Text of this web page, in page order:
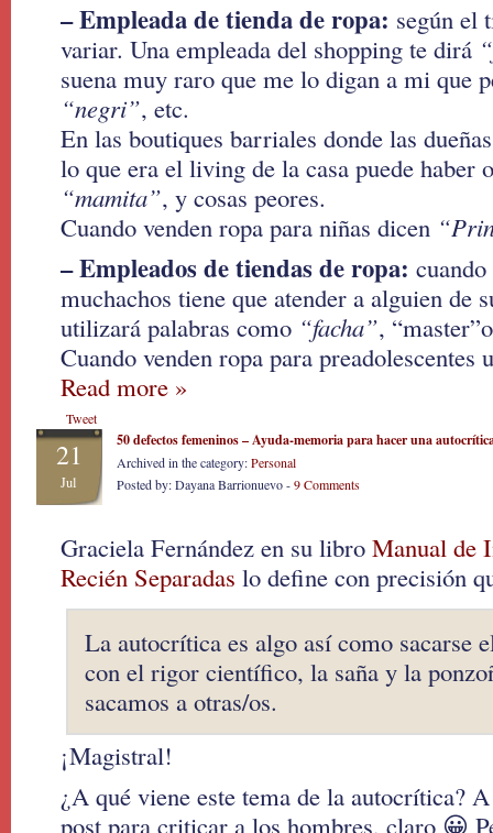
– Empleada de tienda de ropa: según el
variar. Una empleada del shopping te dirá
suena muy raro que me lo digan a mi que
“negri”, etc.
En las boutiques barriales donde las
lo que era el living de la casa puede haber
“mamita”, y cosas peores.
Cuando venden ropa para niñas dicen
– Empleados de tiendas de ropa:
muchachos tiene que atender a alguien de
utilizará palabras como “facha”,
Cuando venden ropa para
Read more »
Tweet
21
Jul
50 defectos femeninos – Ayuda-memoria para hacer una
Archived in the category:Personal
Posted by: Dayana Barrionuevo -9 Comments
Graciela Fernández en su libro Manual de
Recién Separadas lo define con precisión
La autocrítica es algo así como sacarse
con el rigor científico, la saña y la
sacamos a otras/os.
¡Magistral!
¿A qué viene este tema de la autocrítica?
post para criticar a los hombres, claro 😀